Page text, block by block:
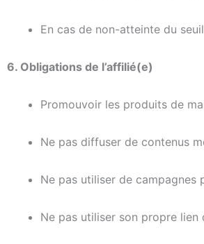
En cas de non-atteinte du
6. Obligations de l’affilié(e)
Promouvoir les produits de
Ne pas diffuser de contenus
Ne pas utiliser de campagnes
Ne pas utiliser son propre lien